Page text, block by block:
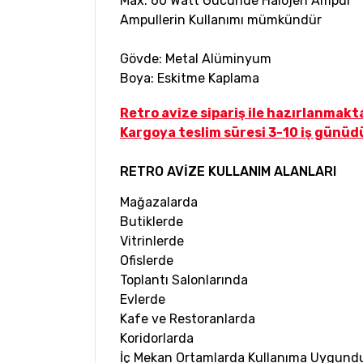
Ampullerin Kullanımı mümkündür
Gövde: Metal Alüminyum
Boya: Eskitme Kaplama
Retro avize sipariş ile
Kargoya teslim süresi 3-10 iş
RETRO AVİZE KULLANIM ALANLARI
Mağazalarda
Butiklerde
Vitrinlerde
Ofislerde
Toplantı Salonlarında
Evlerde
Kafe ve Restoranlarda
Koridorlarda
İç Mekan Ortamlarda Kullanıma